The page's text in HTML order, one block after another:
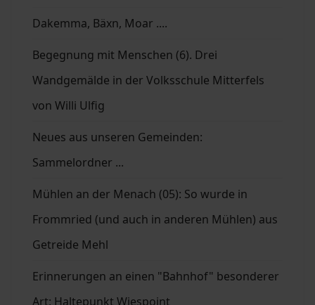
Dakemma, Bäxn, Moar ....
Begegnung mit Menschen (6). Drei
Wandgemälde in der Volksschule Mitterfels
von Willi Ulfig
Neues aus unseren Gemeinden:
Sammelordner ...
Mühlen an der Menach (05): So wurde in
Frommried (und auch in anderen Mühlen) aus
Getreide Mehl
Erinnerungen an einen "Bahnhof" besonderer
Art: Haltepunkt Wiespoint